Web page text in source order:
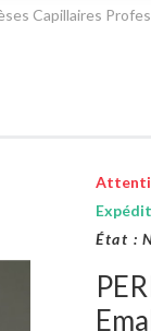
Capillaires
État :